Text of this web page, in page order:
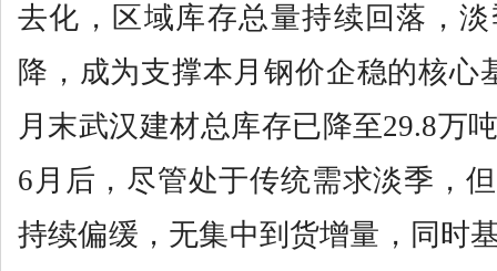
去化，区域库存总量持续回落，
降，成为支撑本月钢价企稳的核心
月末武汉建材总库存已降至29.8万
6月后，尽管处于传统需求淡季，
持续偏缓，无集中到货增量，同时